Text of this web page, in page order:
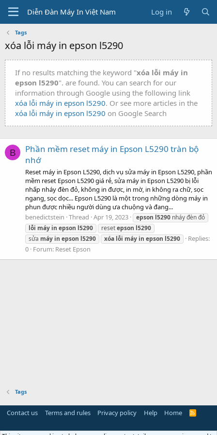
Diễn Đàn Máy In Việt Nam Log in
Tags
xóa lỗi máy in epson l5290
If no results matching the keyword "xóa lỗi máy in
epson l5290". are found. You can search for our
information through Google using the following link
xóa lỗi máy in epson l5290. Or see more articles in the
xóa lỗi máy in epson l5290 on Google Search
B
Phần mềm reset máy in Epson L5290 tràn bộ
nhớ
Reset máy in Epson L5290, dịch vụ sửa máy in Epson L5290, phần
mềm reset Epson L5290 giá rẻ, sửa máy in Epson L5290 bị lỗi
nhấp nháy đèn đỏ, không in được, in mờ, in không ra chữ, sọc
ngang, sọc dọc... Epson L5290 là một trong những dòng máy in
phun được nhiều người dùng ưa chuộng và đang...
benedictstein Thread Apr 19, 2023 epson l5290 nháy đèn đỏ
lỗi máy in epson l5290 resetepson l5290
sửa máy in epson l5290 xóa lỗi máy in epson l5290
Replies:
0 Forum: Reset Epson
Tags
Contact us Terms and rules Privacy policy Help Home
R